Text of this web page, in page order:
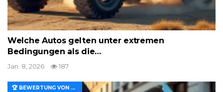
Welche Autos gelten unter extremen
Bedingungen als die…
Jan. 8, 2026 187
🏆 BEWERTUNG VON MERKMALEN UND WERT